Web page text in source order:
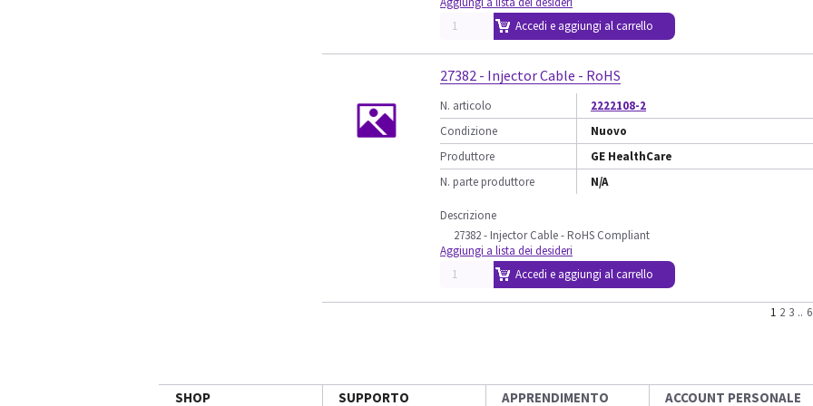
Accedi e aggiungi al carrello
27382 - Injector Cable - RoHS
N. articolo
2222108-2
Condizione
Nuovo
Produttore
GE HealthCare
N. parte produttore
N/A
Descrizione
27382 - Injector Cable - RoHS Compliant
Aggiungi a lista dei desideri
Accedi e aggiungi al carrello
1 2 3 ..
SHOP SUPPORTO APPRENDIMENTO ACCOUNT PERSONALE